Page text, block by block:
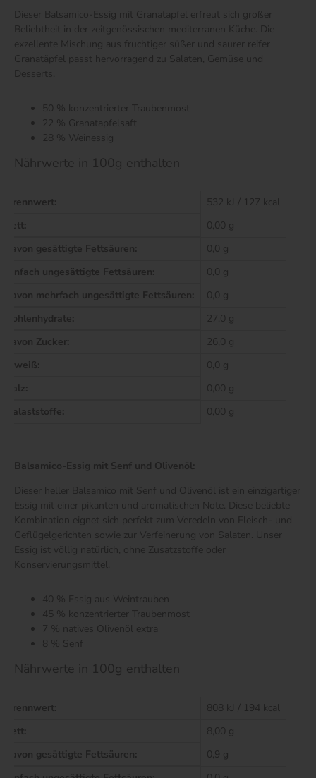
Dieser Balsamico-Essig mit Granatapfel erfreut sich großer
Beliebtheit in der zeitgenössischen mediterranen Küche. Die
exzellente Mischung aus fruchtiger süßer und saurer reifer
Granatäpfel passt hervorragend zu Salaten, Gemüse und
Desserts.
50 % konzentrierter Traubenmost
22 % Granatapfelsaft
28 % Weinessig
Nährwerte in 100g enthalten
Brennwert:
532 kJ / 127 kcal
Fett:
0,00 g
davon gesättigte Fettsäuren:
0,0 g
einfach ungesättigte Fettsäuren:
0,0 g
davon mehrfach ungesättigte Fettsäuren:
0,0 g
Kohlenhydrate:
27,0 g
davon Zucker:
26,0 g
Eiweiß:
0,0 g
Salz:
0,00 g
Balaststoffe:
0,00 g
Balsamico-Essig mit Senf und Olivenöl:
Dieser heller Balsamico mit Senf und Olivenöl ist ein einzigartiger
Essig mit einer pikanten und aromatischen Note. Diese beliebte
Kombination eignet sich perfekt zum Veredeln von Fleisch- und
Geflügelgerichten sowie zur Verfeinerung von Salaten. Unser
Essig ist völlig natürlich, ohne Zusatzstoffe oder
Konservierungsmittel.
40 % Essig aus Weintrauben
45 % konzentrierter Traubenmost
7 % natives Olivenöl extra
8 % Senf
Nährwerte in 100g enthalten
Brennwert:
808 kJ / 194 kcal
Fett:
8,00 g
davon gesättigte Fettsäuren:
0,9 g